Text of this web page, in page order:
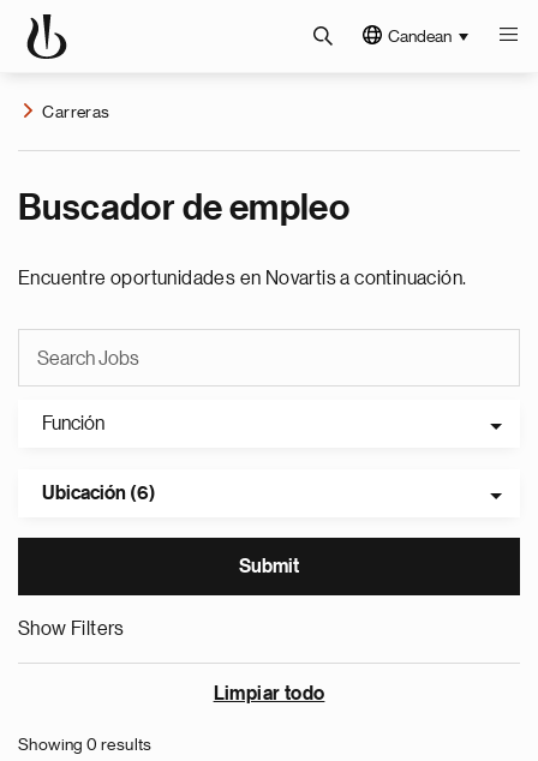
Candean
Carreras
Buscador de empleo
Encuentre oportunidades en Novartis a continuación.
Función
Ubicación (6)
Show Filters
Limpiar todo
Showing 0 results